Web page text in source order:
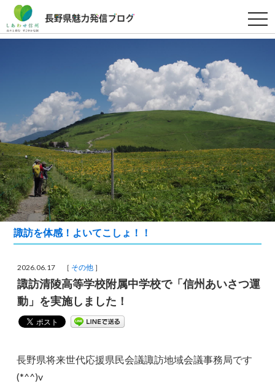
t
o
g
a
v
g
a
t
o
n
諏訪を体感！よいてこしょ！！
2026.06.17 ［ その他 ］
諏訪清陵高等学校附属中学校で「信州あいさつ運
動」を実施しました！
長野県将来世代応援県民会議諏訪地域会議事務局です
(*^^)v